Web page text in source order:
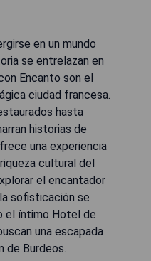
en un mundo
se entrelazan en
Encanto son el
ciudad francesa.
hasta
historias de
una experiencia
cultural del
el encantador
sofisticación se
el íntimo Hotel de
una escapada
de Burdeos.